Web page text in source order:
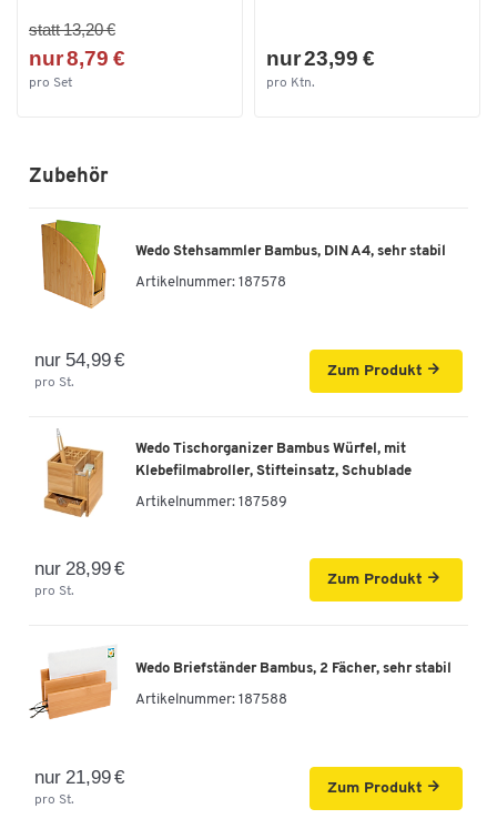
statt 13,20 €
nur 8,79 €
pro Set
nur 23,99 €
pro Ktn.
Zubehör
Wedo Stehsammler Bambus, DIN A4, sehr stabil
Artikelnummer: 187578
nur 54,99 €
pro St.
Zum Produkt
Wedo Tischorganizer Bambus Würfel, mit
Klebefilmabroller, Stifteinsatz, Schublade
Artikelnummer: 187589
nur 28,99 €
pro St.
Zum Produkt
Wedo Briefständer Bambus, 2 Fächer, sehr stabil
Artikelnummer: 187588
nur 21,99 €
pro St.
Zum Produkt